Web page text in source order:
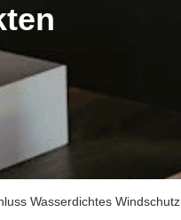
Wasserdichtes Windschutz